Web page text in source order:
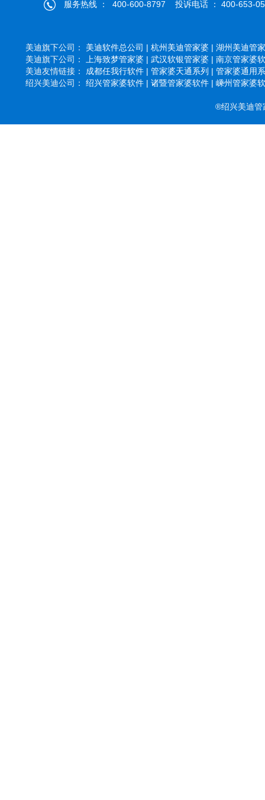
服务热线 ： 400-600-8797 投诉电话 ： 400-653-
美迪旗下公司： 美迪软件总公司 | 杭州美迪管家婆 | 湖州美迪管
美迪旗下公司：
上海致梦管家婆 | 武汉软银管家婆 | 南京管家婆
美迪友情链接： 成都任我行软件 | 管家婆天通系列 | 管家婆通用
绍兴美迪公司： 绍兴管家婆软件 | 诸暨管家婆软件 | 嵊州管家婆
®绍兴美迪